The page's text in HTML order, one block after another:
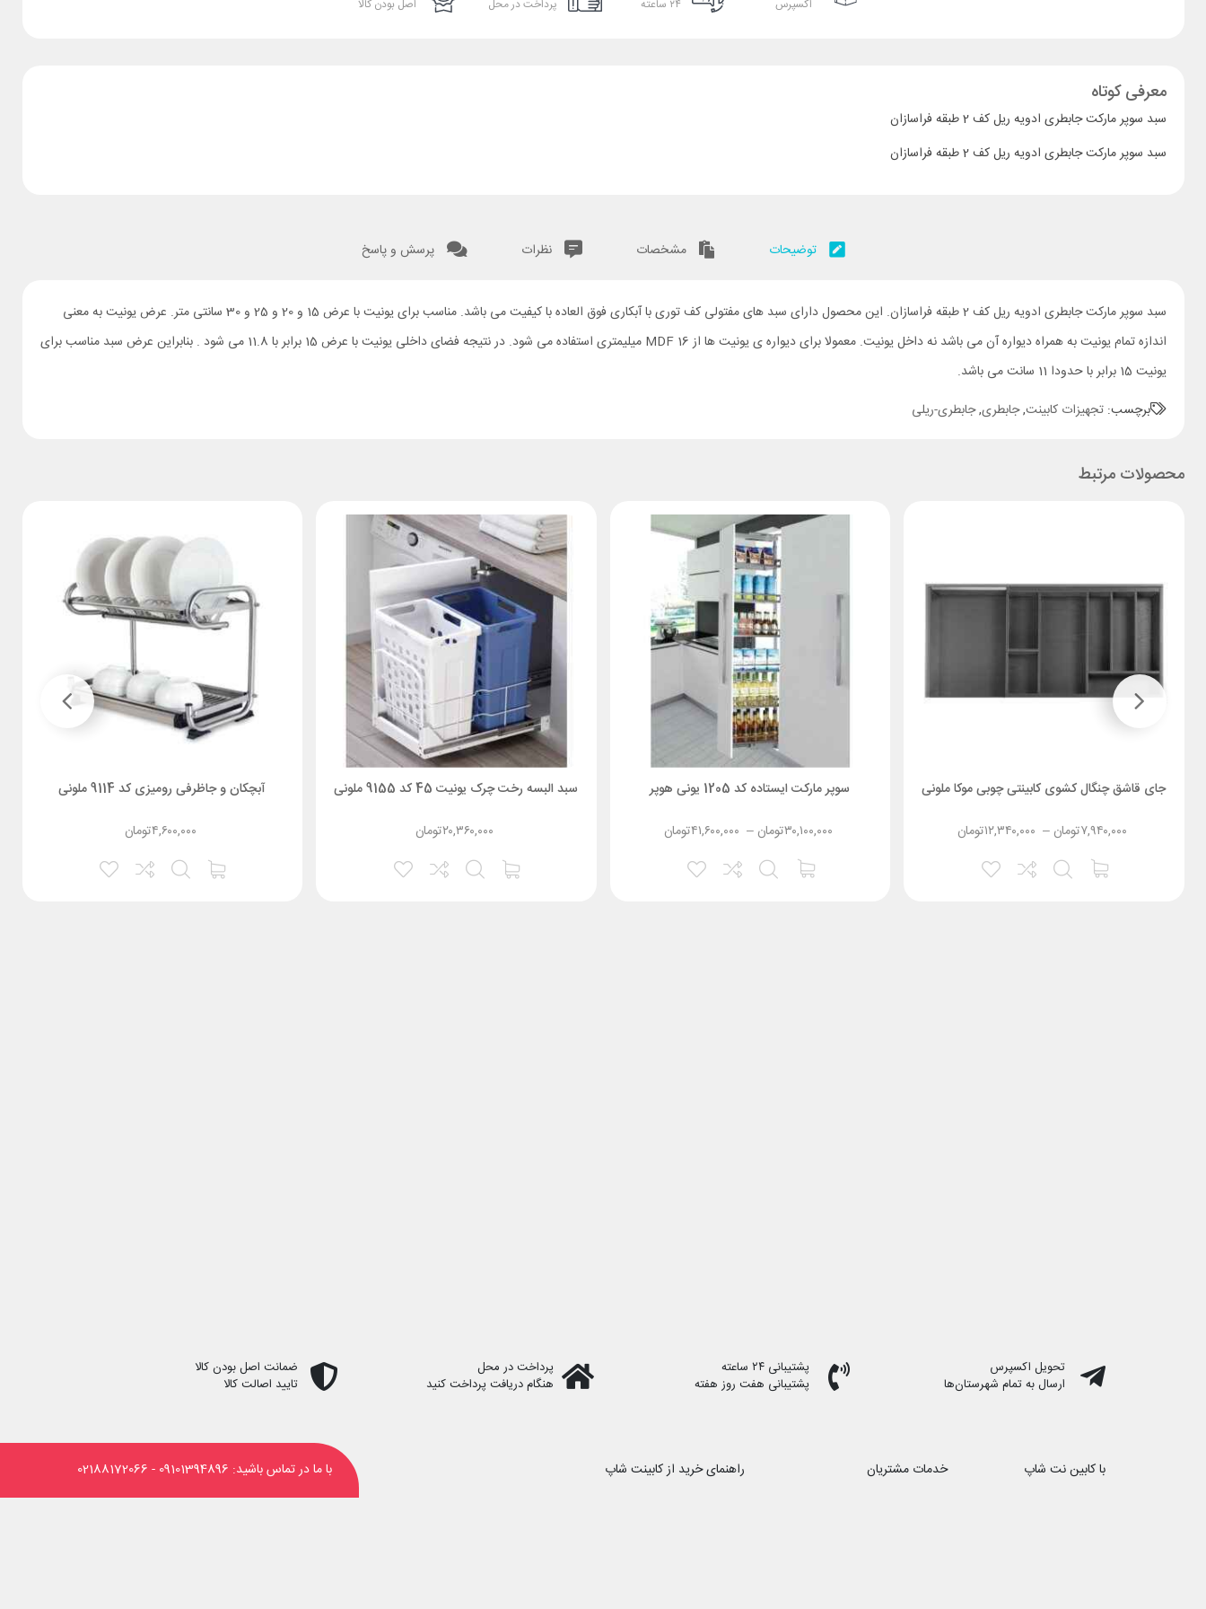
اکسپرس ۲۴ ساعته پرداخت در محل اصل بودن کالا
معرفی کوتاه
سبد سوپر مارکت جابطری ادویه ریل کف 2 طبقه فراسازان
سبد سوپر مارکت جابطری ادویه ریل کف 2 طبقه فراسازان
توضیحات مشخصات نظرات پرسش و پاسخ
سبد سوپر مارکت جابطری ادویه ریل کف 2 طبقه فراسازان. این محصول دارای سبد های مفتولی کف توری با آبکاری فوق العاده با کیفیت می باشد. مناسب برای یونیت با عرض 15 و 20 و 25 و 30 سانتی متر. عرض یونیت به معنی
اندازه تمام یونیت به همراه دیواره آن می باشد نه داخل یونیت. معمولا برای دیواره ی یونیت ها از MDF 16 میلیمتری استفاده می شود. در نتیجه فضای داخلی یونیت با عرض 15 برابر با 11.8 می شود . بنابراین عرض سبد مناسب برای
یونیت 15 برابر با حدودا 11 سانت می باشد.
برچسب:تجهیزات کابینت,جابطری,جابطری-ریلی
محصولات مرتبط
جای قاشق چنگال کشوی کابینتی چوبی موکا ملونی
۷,۹۴۰,۰۰۰تومان – ۱۲,۳۴۰,۰۰۰تومان
سوپر مارکت ایستاده کد 1205 یونی هوپر
۳۰,۱۰۰,۰۰۰تومان – ۴۱,۶۰۰,۰۰۰تومان
سبد البسه رخت چرک یونیت 45 کد 9155 ملونی
۲۰,۳۶۰,۰۰۰تومان
آبچکان و جاظرفی رومیزی کد 9114 ملونی
۴,۶۰۰,۰۰۰تومان
با ما در تماس باشید: 09101394896
-
02188172066
تحویل اکسپرس
ارسال به تمام شهرستان‌ها
پشتیبانی ۲۴ ساعته
پشتیبانی هفت روز هفته
پرداخت در محل
هنگام دریافت پرداخت کنید
ضمانت اصل بودن کالا
تایید اصالت کالا
با کابین نت شاپ
خدمات مشتریان
راهنمای خرید از کابینت شاپ